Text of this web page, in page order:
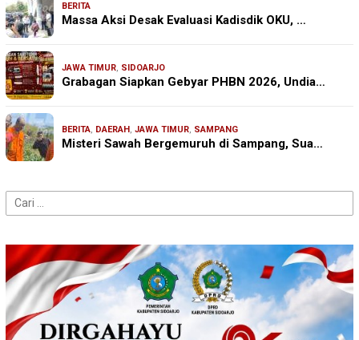
BERITA
Massa Aksi Desak Evaluasi Kadisdik OKU, …
JAWA TIMUR, SIDOARJO
Grabagan Siapkan Gebyar PHBN 2026, Undia…
BERITA, DAERAH , JAWA TIMUR, SAMPANG
Misteri Sawah Bergemuruh di Sampang, Sua…
Cari
untuk: